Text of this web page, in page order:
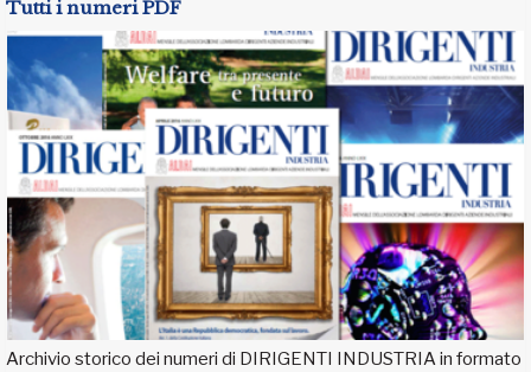
Tutti i numeri PDF
Archivio storico dei numeri di DIRIGENTI INDUSTRIA in formato